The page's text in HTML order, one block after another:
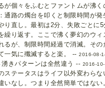
が個々をふむとファントムが沸
通路の燭台を叩くと制限時間が
り直し。最初は2分、失敗ごとに
繰り返す。ここで沸く夢幻のウ
るが、制限時間経過で消滅。そ
一気に殲滅すると楽。 --2016-08-
湧きパターンは全然違う -- 2016-
ステータスはライフ以外変わら
いなし。つまり全然簡単ではな